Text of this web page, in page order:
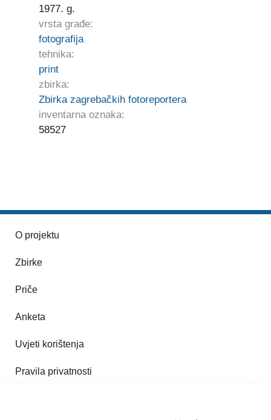
1977. g.
vrsta građe:
fotografija
tehnika:
print
zbirka:
Zbirka zagrebačkih fotoreportera
inventarna oznaka:
58527
O projektu
Zbirke
Priče
Anketa
Uvjeti korištenja
Pravila privatnosti